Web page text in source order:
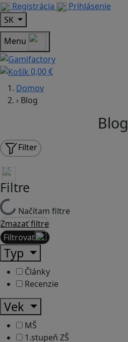
Registrácia
Prihlásenie
SK
Menu
0,00 €
Domov
› Blog
Blog
Filter
Filtre
Načítam filtre
Zmazať filtre
Filtrovať
Typ
Články
Recenzie
Vek
MŠ
1.stupeň ZŠ